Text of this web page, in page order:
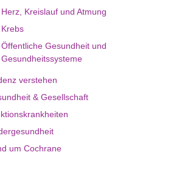
Herz, Kreislauf und Atmung
Krebs
Öffentliche Gesundheit und
Gesundheitssysteme
verstehen
& Gesellschaft
um Cochrane